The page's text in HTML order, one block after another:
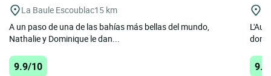
La Baule Escoublac15 km
A un paso de una de las bahías más bellas del mundo,
Nathalie y Dominique le dan...
9.9/10